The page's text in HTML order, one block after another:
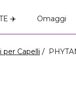
✈️ Omaggi
Capelli